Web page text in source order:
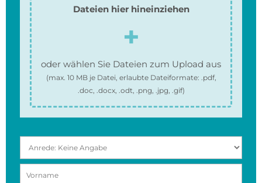
Dateien hier hineinziehen
oder wählen Sie Dateien zum Upload aus
(max. 10 MBje Datei, erlaubte Dateiformate: .pdf,
.doc, .docx, .odt, .png, .jpg, .gif)